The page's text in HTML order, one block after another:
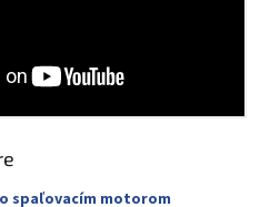
spaľovacím motorom